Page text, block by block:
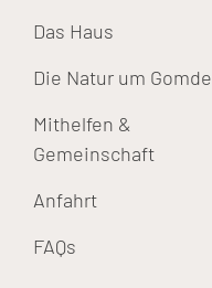
Das Haus
Die Natur um Gomde
Mithelfen &
Gemeinschaft
Anfahrt
FAQs